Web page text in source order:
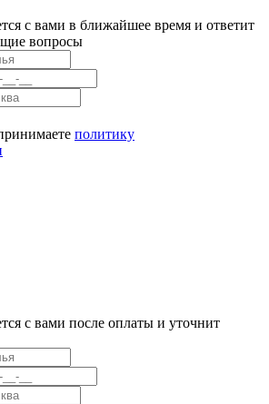
с вами в ближайшее время и ответит
вопросы
политику
с вами после оплаты и уточнит